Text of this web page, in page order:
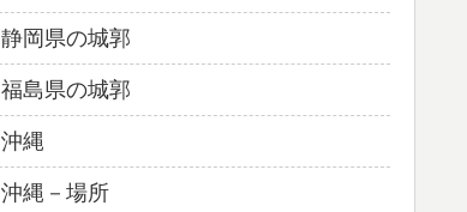
静岡県の城郭
福島県の城郭
沖縄
沖縄－場所